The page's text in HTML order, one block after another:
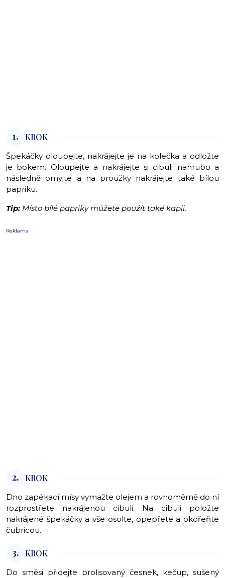
1. KROK
Špekáčky oloupejte, nakrájejte je na kolečka a odložte
je bokem. Oloupejte a nakrájejte si cibuli nahrubo a
následně omyjte a na proužky nakrájejte také bílou
papriku.
Tip: Místo bílé papriky můžete použít také kapii.
Reklama
2. KROK
Dno zapékací mísy vymažte olejem a rovnoměrně do ní
rozprostřete nakrájenou cibuli. Na cibuli položte
nakrájené špekáčky a vše osolte, opepřete a okořeňte
čubricou.
3. KROK
Do směsi přidejte prolisovaný česnek, kečup, sušený